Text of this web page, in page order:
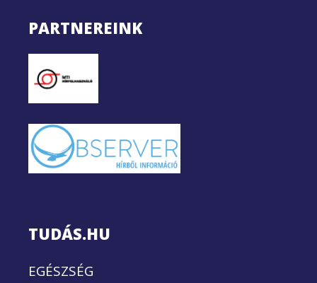
PARTNEREINK
TUDÁS.HU
EGÉSZSÉG